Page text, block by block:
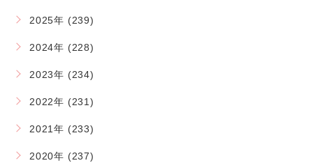
2025年 (239)
2024年 (228)
2023年 (234)
2022年 (231)
2021年 (233)
2020年 (237)